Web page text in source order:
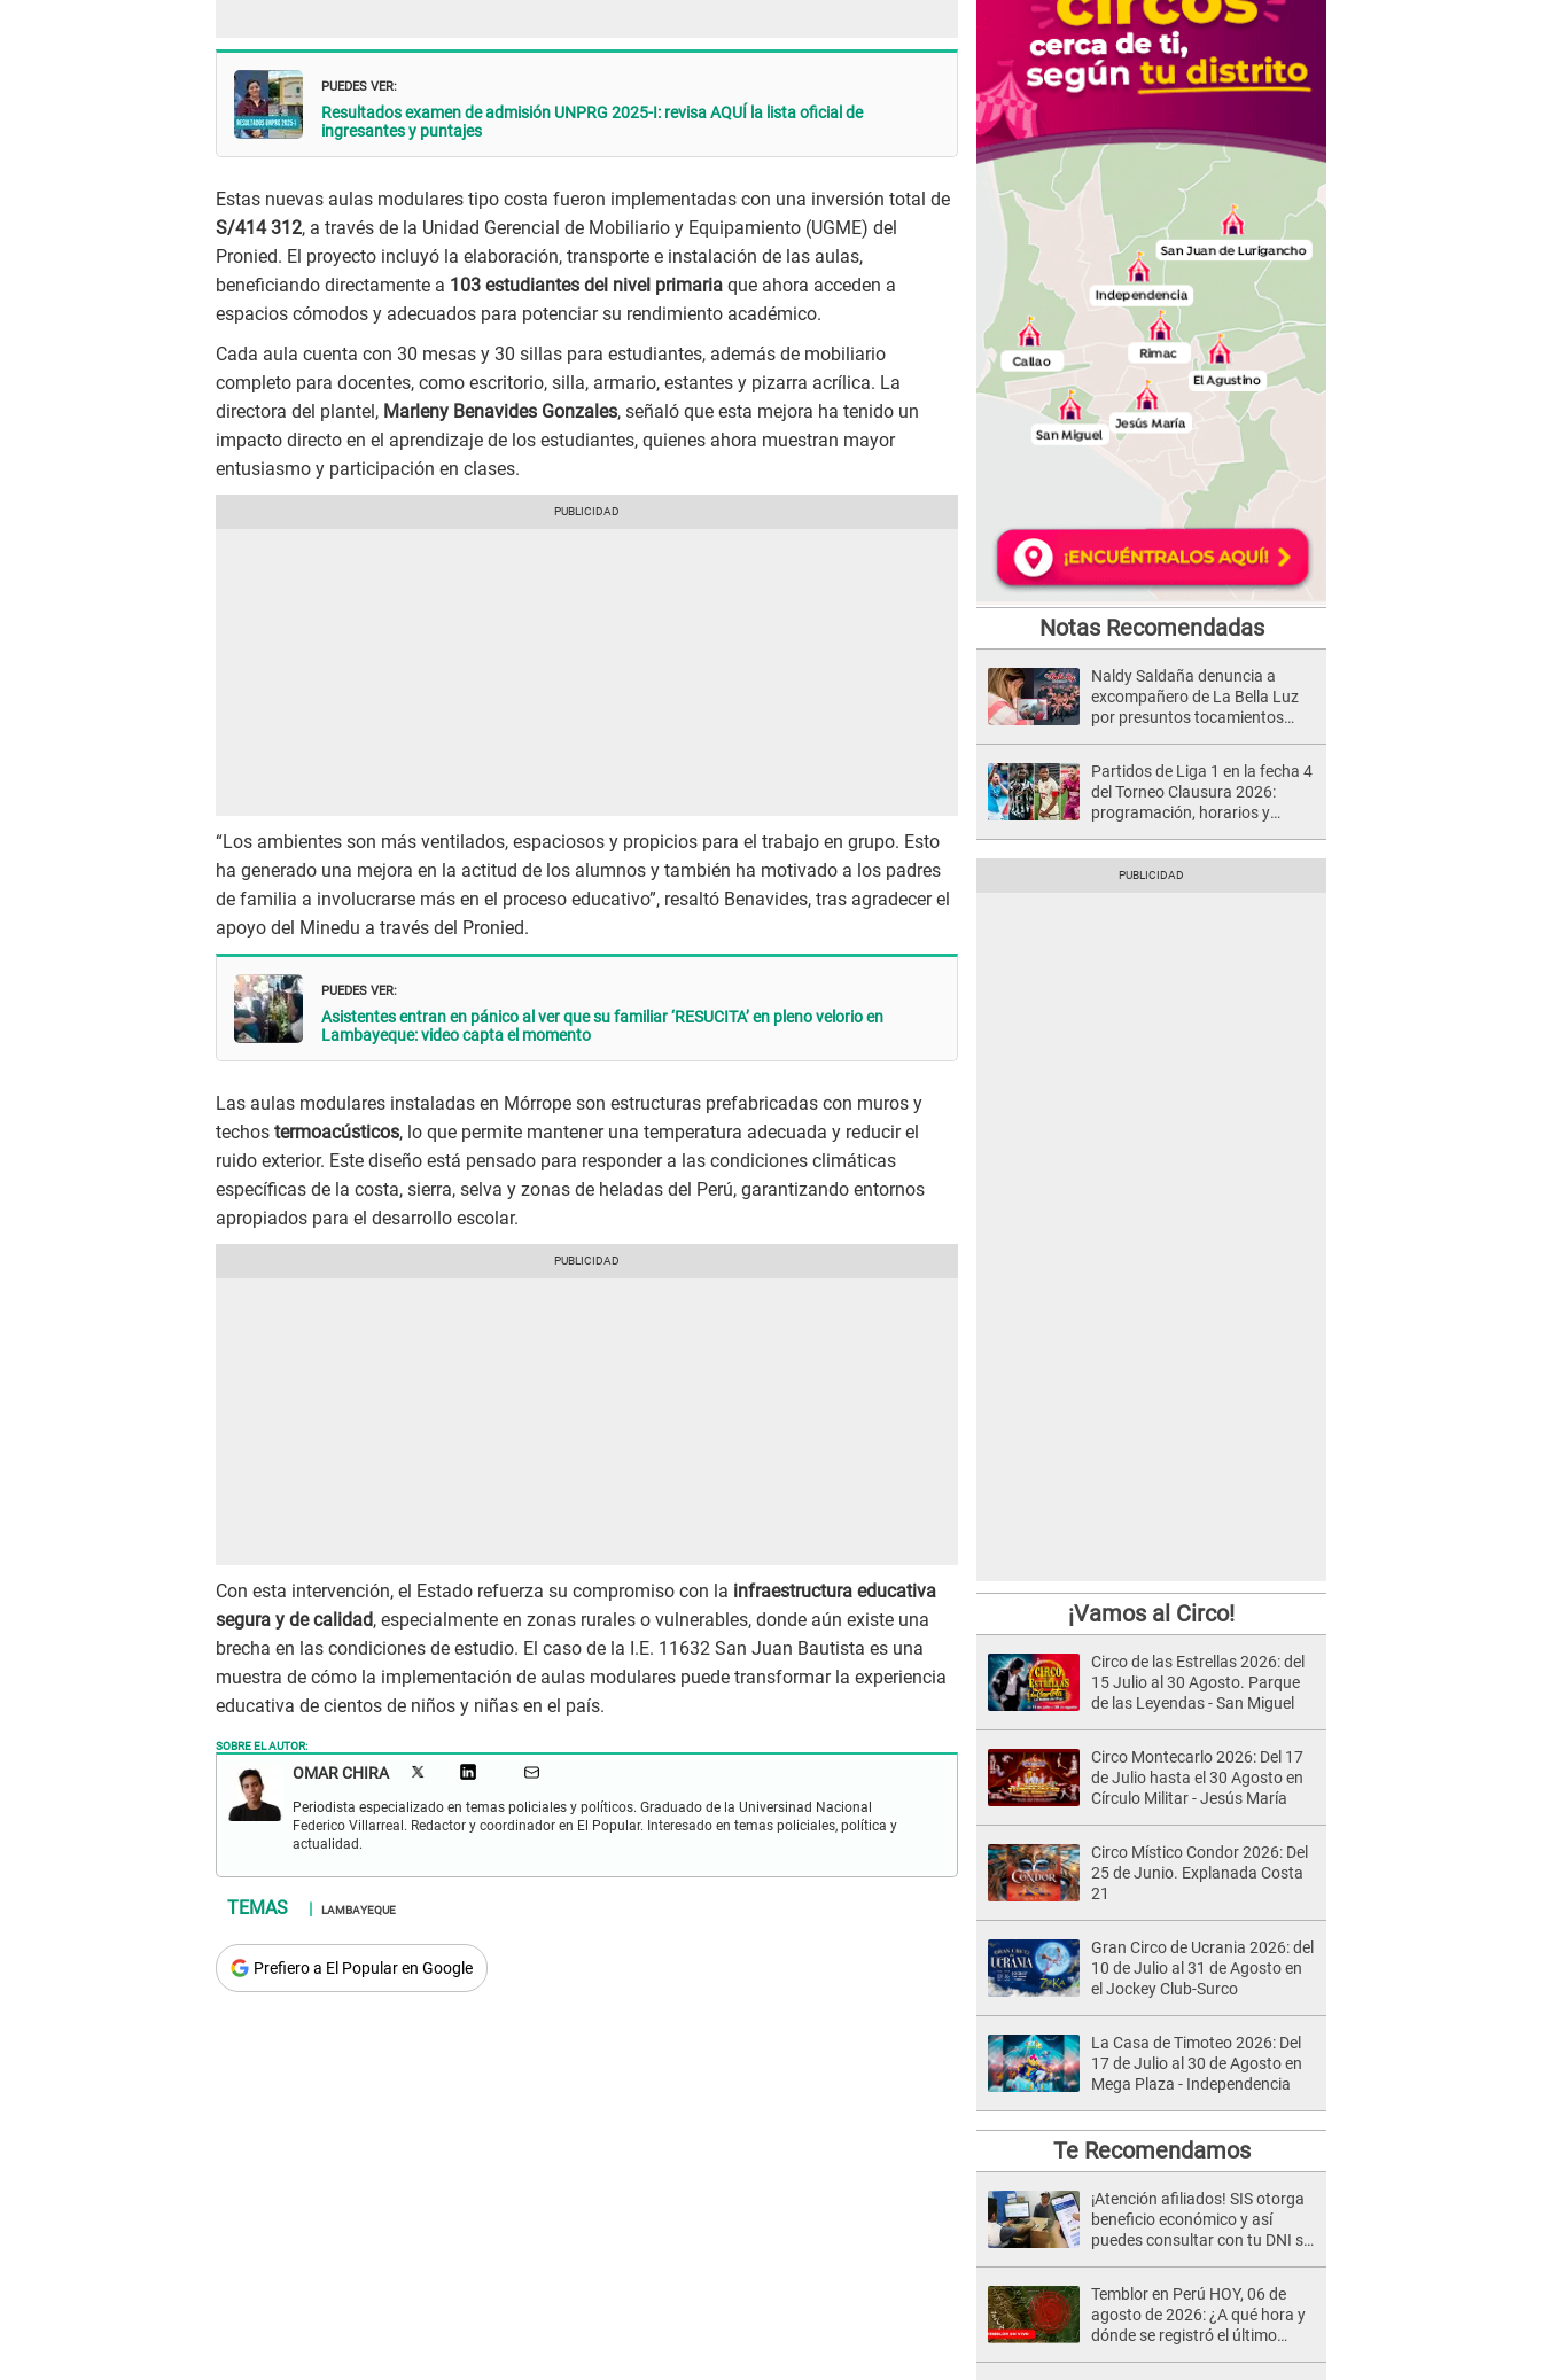
PUEDES VER:
Resultados examen de admisión UNPRG 2025-I: revisa AQUÍ la lista oficial de
ingresantes y puntajes
Estas nuevas aulas modulares tipo costa fueron implementadas con una inversión total de
S/414 312, a través de la Unidad Gerencial de Mobiliario y Equipamiento (UGME) del
Pronied. El proyecto incluyó la elaboración, transporte e instalación de las aulas,
beneficiando directamente a 103 estudiantes del nivel primaria que ahora acceden a
espacios cómodos y adecuados para potenciar su rendimiento académico.
Cada aula cuenta con 30 mesas y 30 sillas para estudiantes, además de mobiliario
completo para docentes, como escritorio, silla, armario, estantes y pizarra acrílica. La
directora del plantel, Marleny Benavides Gonzales, señaló que esta mejora ha tenido un
impacto directo en el aprendizaje de los estudiantes, quienes ahora muestran mayor
entusiasmo y participación en clases.
“Los ambientes son más ventilados, espaciosos y propicios para el trabajo en grupo. Esto
ha generado una mejora en la actitud de los alumnos y también ha motivado a los padres
de familia a involucrarse más en el proceso educativo”, resaltó Benavides, tras agradecer el
apoyo del Minedu a través del Pronied.
PUEDES VER:
Asistentes entran en pánico al ver que su familiar ‘RESUCITA’ en pleno velorio en
Lambayeque: video capta el momento
Las aulas modulares instaladas en Mórrope son estructuras prefabricadas con muros y
techos termoacústicos, lo que permite mantener una temperatura adecuada y reducir el
ruido exterior. Este diseño está pensado para responder a las condiciones climáticas
específicas de la costa, sierra, selva y zonas de heladas del Perú, garantizando entornos
apropiados para el desarrollo escolar.
Con esta intervención, el Estado refuerza su compromiso con la infraestructura educativa
segura y de calidad, especialmente en zonas rurales o vulnerables, donde aún existe una
brecha en las condiciones de estudio. El caso de la I.E. 11632 San Juan Bautista es una
muestra de cómo la implementación de aulas modulares puede transformar la experiencia
educativa de cientos de niños y niñas en el país.
SOBRE EL AUTOR:
OMAR CHIRA
Periodista especializado en temas policiales y políticos. Graduado de la Universinad Nacional
Federico Villarreal. Redactor y coordinador en El Popular. Interesado en temas policiales, política y
actualidad.
LAMBAYEQUE
Prefiero a El Popular en Google
Notas Recomendadas
Naldy Saldaña denuncia a
excompañero de La Bella Luz
por presuntos tocamientos
Partidos de Liga 1 en la fecha 4
del Torneo Clausura 2026:
programación, horarios y
¡Vamos al Circo!
Circo de las Estrellas 2026: del
15 Julio al 30 Agosto. Parque
de las Leyendas - San Miguel
Circo Montecarlo 2026: Del 17
de Julio hasta el 30 Agosto en
Círculo Militar - Jesús María
Circo Místico Condor 2026: Del
25 de Junio. Explanada Costa
21
Gran Circo de Ucrania 2026: del
10 de Julio al 31 de Agosto en
el Jockey Club-Surco
La Casa de Timoteo 2026: Del
17 de Julio al 30 de Agosto en
Mega Plaza - Independencia
Te Recomendamos
¡Atención afiliados! SIS otorga
beneficio económico y así
puedes consultar con tu DNI si
Temblor en Perú HOY, 06 de
agosto de 2026: ¿A qué hora y
dónde se registró el último